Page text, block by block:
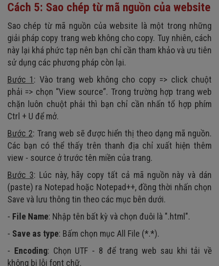
Cách 5: Sao chép từ mã nguồn của website
Sao chép từ mã nguồn của website là một trong những
giải pháp copy trang web không cho copy. Tuy nhiên, cách
này lại khá phức tạp nên bạn chỉ cần tham khảo và ưu tiên
sử dụng các phương pháp còn lại.
Bước 1: Vào trang web không cho copy => click chuột
phải => chọn “View source”. Trong trường hợp trang web
chặn luôn chuột phải thì bạn chỉ cần nhấn tổ hợp phím
Ctrl + U để mở.
Bước 2: Trang web sẽ được hiển thị theo dạng mã nguồn.
Các bạn có thể thấy trên thanh địa chỉ xuất hiện thêm
view - source ở trước tên miền của trang.
Bước 3: Lúc này, hãy copy tất cả mã nguồn này và dán
(paste) ra Notepad hoặc Notepad++, đồng thời nhấn chọn
Save và lưu thông tin theo các mục bên dưới.
- File Name: Nhập tên bất kỳ và chọn đuôi là ".html".
- Save as type: Bấm chọn mục All File (*.*).
- Encoding: Chọn UTF - 8 để trang web sau khi tải về
không bị lỗi font chữ.